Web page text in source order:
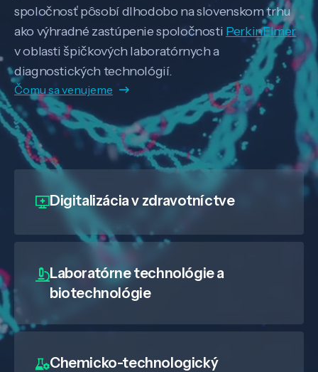
spoločnosť pôsobí dlhodobo na slovenskom trhu
ako výhradné zastúpenie spoločnosti PerkinElmer
v oblasti špičkových laboratórnych a
diagnostických technológií.
Čomu sa venujeme
Digitalizáciav zdravotníctve
Laboratórne technológie a
biotechnológie
Chemicko-technologický